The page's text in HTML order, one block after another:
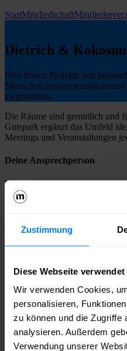
Zustimmung
Diese Webseite
Wir verwenden Cookies,
personalisieren,
zu können und die Zugriffe
analysieren. Außerdem
Verwendung unserer
StartMitgliedschaft
Dietrich &
Hier finden Projekte den
Menschen
zu genießen.
Die Räume sind gemütlich und
Gutspark ergänzt das Umfeld
Meetings und Veranstaltungen
Deine Ansprechperson
Dietrich & KokosnussOHG
Julianne Becker
+4933841448299
darüber hinaus. Du bekommst
dein Unternehmen und echte
der Bühne, im Netzwerk oder
medianet – weil
machen.